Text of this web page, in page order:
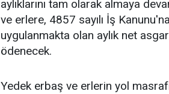
aylıklarını tam olarak almaya
ve erlere, 4857 sayılı İş
uygulanmakta olan aylık net
ödenecek.
Yedek erbaş ve erlerin yol